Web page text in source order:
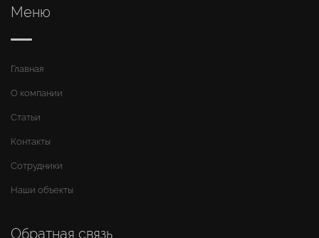
Меню
Главная
О компании
Статьи
Контакты
Сотрудники
Наши объекты
Обратная связь